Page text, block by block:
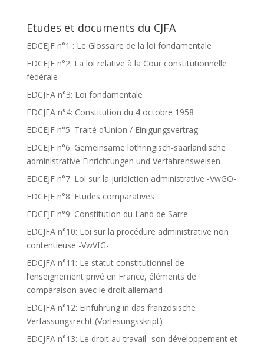
Etudes et documents du CJFA
EDCEJF n°1 : Le Glossaire de la loi fondamentale
EDCEJF n°2: La loi relative à la Cour constitutionnelle
fédérale
EDCJFA n°3: Loi fondamentale
EDCJFA n°4: Constitution du 4 octobre 1958
EDCEJF n°5: Traité d’Union / Einigungsvertrag
EDCEJF n°6: Gemeinsame lothringisch-saarländische
administrative Einrichtungen und Verfahrensweisen
EDCEJF n°7: Loi sur la juridiction administrative -VwGO-
EDCEJF n°8: Etudes comparatives
EDCEJF n°9: Constitution du Land de Sarre
EDCJFA n°10: Loi sur la procédure administrative non
contentieuse -VwVfG-
EDCJFA n°11: Le statut constitutionnel de
l’enseignement privé en France, éléments de
comparaison avec le droit allemand
EDCJFA n°12: Einführung in das französische
Verfassungsrecht (Vorlesungsskript)
EDCJFA n°13: Le droit au travail -son développement et